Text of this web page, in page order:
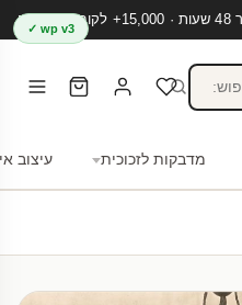
מדבקות לזכוכית עיצוב
wp v3 ✓